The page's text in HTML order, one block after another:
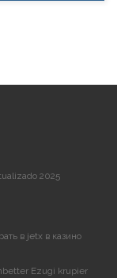
2025
в jetx в казино
Ezugi krupier